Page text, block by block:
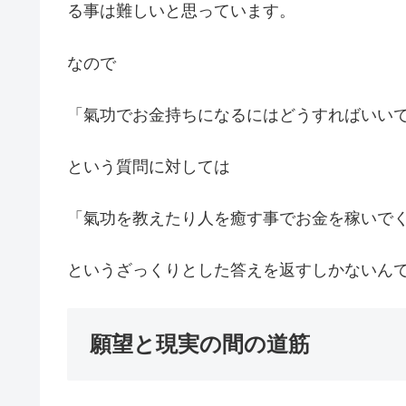
る事は難しいと思っています。
なので
「氣功でお金持ちになるにはどうすればいい
という質問に対しては
「氣功を教えたり人を癒す事でお金を稼いで
というざっくりとした答えを返すしかないんで
願望と現実の間の道筋